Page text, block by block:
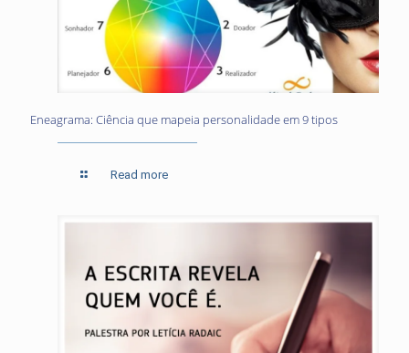
Eneagrama: Ciência que mapeia personalidade em 9 tipos
Read more